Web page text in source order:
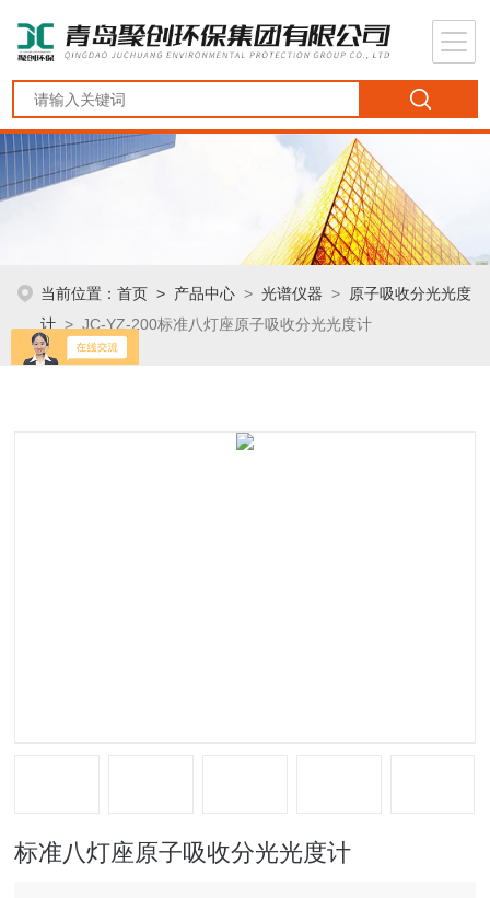
当前位置：首页 > 产品中心 >光谱仪器 > 原子吸收分光光度
计 > JC-YZ-200标准八灯座原子吸收分光光度计
标准八灯座原子吸收分光光度计